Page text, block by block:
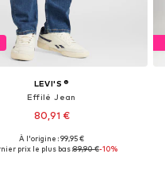
LEVI'S ®
Effilé Jean
80,91 €
+51
en plusieurs tailles
À l'origine : 99,95 €
prix le plus bas :89,90 €-10%